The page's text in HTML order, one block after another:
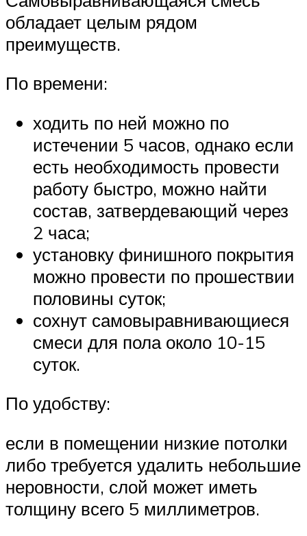
обладает целым рядом
преимуществ.
По времени:
ходить по ней можно по
истечении 5 часов, однако если
есть необходимость провести
работу быстро, можно найти
состав, затвердевающий через
2 часа;
установку финишного покрытия
можно провести по прошествии
половины суток;
сохнут самовыравнивающиеся
смеси для пола около 10-15
суток.
По удобству:
если в помещении низкие потолки
либо требуется удалить небольшие
неровности, слой может иметь
толщину всего 5 миллиметров.